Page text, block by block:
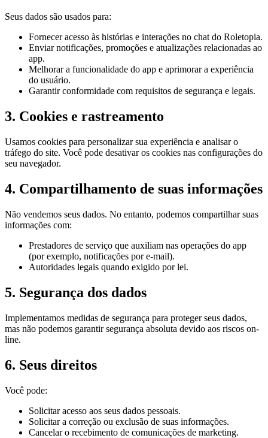
Seus dados são usados para:
Fornecer acesso às histórias e interações no chat do Roletopia.
Enviar notificações, promoções e atualizações relacionadas ao
app.
Melhorar a funcionalidade do app e aprimorar a experiência
do usuário.
Garantir conformidade com requisitos de segurança e legais.
3. Cookies e rastreamento
Usamos cookies para personalizar sua experiência e analisar o
tráfego do site. Você pode desativar os cookies nas configurações do
seu navegador.
4. Compartilhamento de suas informações
Não vendemos seus dados. No entanto, podemos compartilhar suas
informações com:
Prestadores de serviço que auxiliam nas operações do app
(por exemplo, notificações por e-mail).
Autoridades legais quando exigido por lei.
5. Segurança dos dados
Implementamos medidas de segurança para proteger seus dados,
mas não podemos garantir segurança absoluta devido aos riscos on-
line.
6. Seus direitos
Você pode:
Solicitar acesso aos seus dados pessoais.
Solicitar a correção ou exclusão de suas informações.
Cancelar o recebimento de comunicações de marketing.